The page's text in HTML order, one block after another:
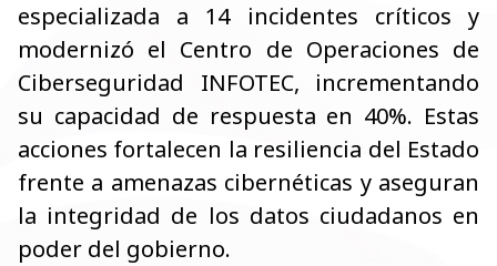
especializada a 14 incidentes críticos y
modernizó el Centro de Operaciones de
Ciberseguridad INFOTEC, incrementando
su capacidad de respuesta en 40%. Estas
acciones fortalecen la resiliencia del Estado
frente a amenazas cibernéticas y aseguran
la integridad de los datos ciudadanos en
poder del gobierno.